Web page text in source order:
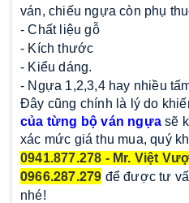
ván, chiếu ngựa còn phụ
- Chất liệu gỗ
- Kích thước
- Kiểu dáng.
- Ngựa 1,2,3,4 hay nhiều
Đây cũng chính là lý do
của từng bộ ván ngựasẽ
xác mức giá thu mua, quý
0941.877.278 - Mr. Việt
0966.287.279 để được tư
nhé!